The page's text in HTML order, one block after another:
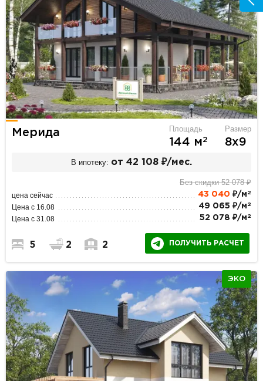
Мерида Площадь
144 м2
Размер
8х9
В ипотеку: от 42 108 ₽/мес.
Без скидки 52 078 ₽
цена сейчас 43 040 ₽/м 2
Цена с 16.08 49 065 ₽/м 2
Цена с 31.08 52 078 ₽/м 2
5 2 2 ПОЛУЧИТЬ РАСЧЕТ
ЭКО